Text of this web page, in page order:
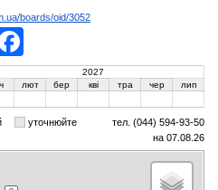
boards/oid/3052
2027
лют бер кві тра чер лип
уточнюйте
тел. (044) 594-93-50
на 07.08.26